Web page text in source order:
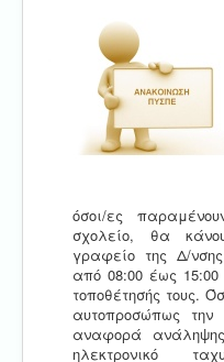
όσοι/ες
σχολείο, θα
γραφείο της Δ/
από 08:00 έως 15:00
τοποθέτησής τους.
αυτοπροσώπως την
αναφορά
ηλεκτρονικό